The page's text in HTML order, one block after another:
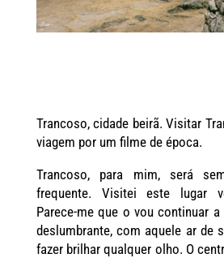
Trancoso, cidade beirã. Visitar
viagem por um filme de época.
Trancoso, para mim, será
frequente. Visitei este lugar
Parece-me que o vou continuar
deslumbrante, com aquele ar de
fazer brilhar qualquer olho. O